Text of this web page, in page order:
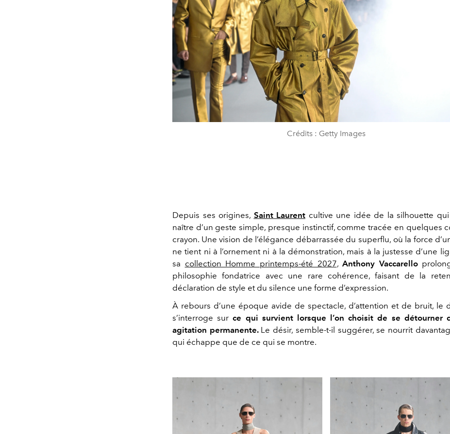
Crédits : Getty Images
Depuis ses origines, Saint Laurent cultive une idée de la silhouette
naître d’un geste simple, presque instinctif, comme tracée en quelques
crayon. Une vision de l’élégance débarrassée du superflu, où la force
ne tient ni à l’ornement ni à la démonstration, mais à la justesse d’une
sa collection Homme printemps-été 2027,Anthony Vaccarello
philosophie fondatrice avec une rare cohérence, faisant de la
déclaration de style et du silence une forme d’expression.
À rebours d’une époque avide de spectacle, d’attention et de bruit, le
s’interroge surce qui survient lorsque l’on choisit de se détourner
agitation permanente. Le désir, semble-t-il suggérer, se nourrit
qui échappe que de ce qui se montre.